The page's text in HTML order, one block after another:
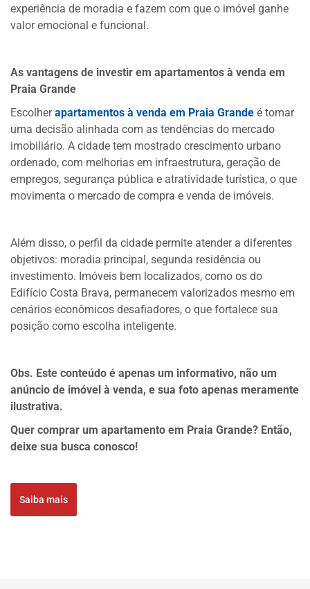
experiência de moradia e fazem com que o imóvel ganhe
valor emocional e funcional.
As vantagens de investir em apartamentos à venda em
Praia Grande
Escolherapartamentos à venda em Praia Grande é tomar
uma decisão alinhada com as tendências do mercado
imobiliário. A cidade tem mostrado crescimento urbano
ordenado, com melhorias em infraestrutura, geração de
empregos, segurança pública e atratividade turística, o que
movimenta o mercado de compra e venda de imóveis.
Além disso, o perfil da cidade permite atender a diferentes
objetivos: moradia principal, segunda residência ou
investimento. Imóveis bem localizados, como os do
Edifício Costa Brava, permanecem valorizados mesmo em
cenários econômicos desafiadores, o que fortalece sua
posição como escolha inteligente.
Obs. Este conteúdo é apenas um informativo, não um
anúncio de imóvel à venda, e sua foto apenas meramente
ilustrativa.
Quer comprar um apartamento em Praia Grande? Então,
deixe sua busca conosco!
Saiba mais